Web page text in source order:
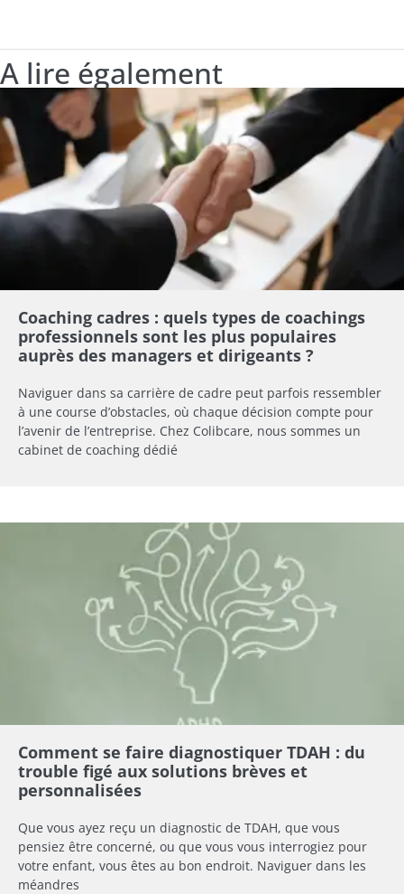
A lire également
Coaching cadres : quels types de coachings
professionnels sont les plus populaires
auprès des managers et dirigeants ?
Naviguer dans sa carrière de cadre peut parfois ressembler
à une course d’obstacles, où chaque décision compte pour
l’avenir de l’entreprise. Chez Colibcare, nous sommes un
cabinet de coaching dédié
Comment se faire diagnostiquer TDAH : du
trouble figé aux solutions brèves et
personnalisées
Que vous ayez reçu un diagnostic de TDAH, que vous
pensiez être concerné, ou que vous vous interrogiez pour
votre enfant, vous êtes au bon endroit. Naviguer dans les
méandres